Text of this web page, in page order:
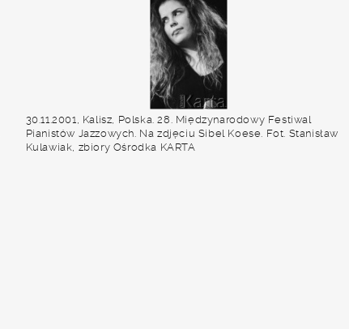
30.11.2001, Kalisz, Polska. 28. Międzynarodowy Festiwal
Pianistów Jazzowych. Na zdjęciu Sibel Koese. Fot. Stanisław
Kulawiak, zbiory Ośrodka KARTA